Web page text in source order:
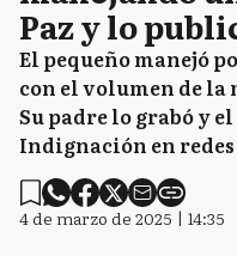
Paz y lo
El pequeño manejó
con el volumen de la
Su padre lo grabó y
Indignación en
4 de marzo de 2025 | 14:35